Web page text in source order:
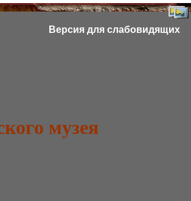
Версия для слабовидящих
музея